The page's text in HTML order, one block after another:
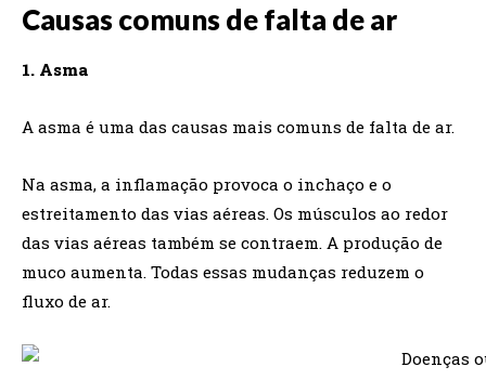
Causas comuns de falta de ar
1. Asma
A asma é uma das causas mais comuns de falta de ar.
Na asma, a inflamação provoca o inchaço e o
estreitamento das vias aéreas. Os músculos ao redor
das vias aéreas também se contraem. A produção de
muco aumenta. Todas essas mudanças reduzem o
fluxo de ar.